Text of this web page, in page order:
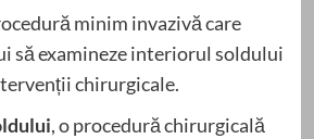
minim invazivă care
să examineze interiorul soldului
chirurgicale.
, o procedură chirurgicală